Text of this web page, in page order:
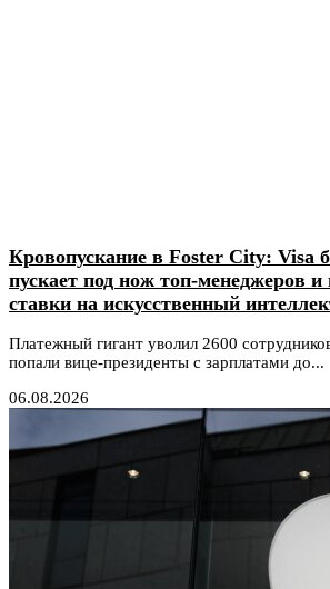
Кровопускание в Foster City: Visa
пускает под нож топ-менеджеров
ставки на искусственный
Платежный гигант уволил 2600
попали вице-президенты с зарплатами до...
06.08.2026